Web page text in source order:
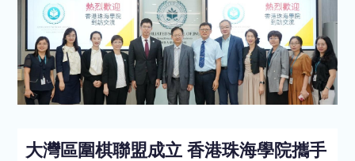
大灣區圍棋聯盟成立 香港珠海學院攜手